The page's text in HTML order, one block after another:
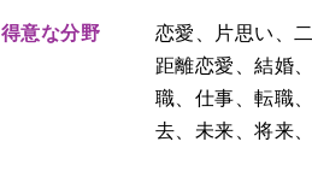
得意な分野
恋愛、片思い、
距離恋愛、結婚
職、仕事、転職
去、未来、将来